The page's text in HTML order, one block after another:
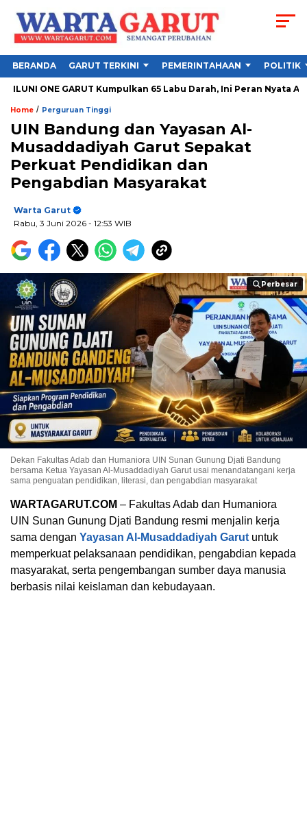
BERANDA GARUT TERKINI PEMERINTAHAAN POLITIK
GARUT Kumpulkan 65 Labu Darah, Ini Peran Nyata Alumni SMPN
Home / Perguruan Tinggi
UIN Bandung dan Yayasan Al-
Musaddadiyah Garut Sepakat
Perkuat Pendidikan dan
Pengabdian Masyarakat
Warta Garut
Rabu, 3 Juni 2026 - 12:53 WIB
Perbesar
Perbesar
Dekan Fakultas Adab dan Humaniora UIN Sunan Gunung Djati Bandung
bersama Ketua Yayasan Al-Musaddadiyah Garut usai menandatangani kerja
sama penguatan pendidikan, literasi, dan pengabdian masyarakat
WARTAGARUT.COM – Fakultas Adab dan Humaniora
UIN Sunan Gunung Djati Bandung resmi menjalin kerja
sama dengan Yayasan Al-Musaddadiyah Garut untuk
memperkuat pelaksanaan pendidikan, pengabdian kepada
masyarakat, serta pengembangan sumber daya manusia
berbasis nilai keislaman dan kebudayaan.